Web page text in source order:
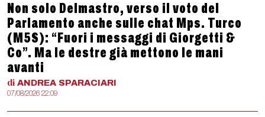
Non solo Delmastro, verso il voto del
Parlamento anche sulle chat Mps. Turco
(M5S): “Fuori i messaggi di Giorgetti &
Co”. Ma le destre già mettono le mani
avanti
di ANDREA SPARACIARI
07/08/2026 22:09